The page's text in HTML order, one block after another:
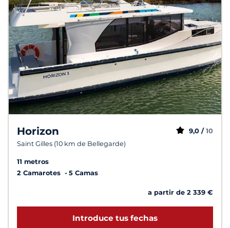
Horizon
Saint Gilles (10 km de Bellegarde)
9,0 / 10
11 metros
2 Camarotes
5 Camas
a partir de 2 339 €
Introduce tus fechas